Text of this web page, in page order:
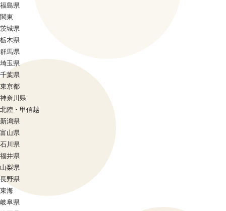
福島県
関東
茨城県
栃木県
群馬県
埼玉県
千葉県
東京都
神奈川県
北陸・甲信越
新潟県
富山県
石川県
福井県
山梨県
長野県
東海
岐阜県